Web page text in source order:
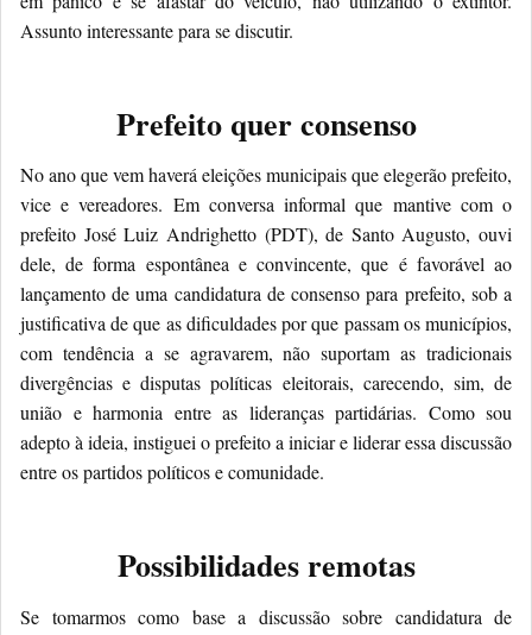
Assunto interessante para se discutir.
Prefeito quer consenso
No ano que vem haverá eleições municipais que elegerão prefeito,
vice e vereadores. Em conversa informal que mantive com o
prefeito José Luiz Andrighetto (PDT), de Santo Augusto, ouvi
dele, de forma espontânea e convincente, que é favorável ao
lançamento de uma candidatura de consenso para prefeito, sob a
justificativa de que as dificuldades por que passam os municípios,
com tendência a se agravarem, não suportam as tradicionais
divergências e disputas políticas eleitorais, carecendo, sim, de
união e harmonia entre as lideranças partidárias. Como sou
adepto à ideia, instiguei o prefeito a iniciar e liderar essa discussão
entre os partidos políticos e comunidade.
Possibilidades remotas
Se tomarmos como base a discussão sobre candidatura de